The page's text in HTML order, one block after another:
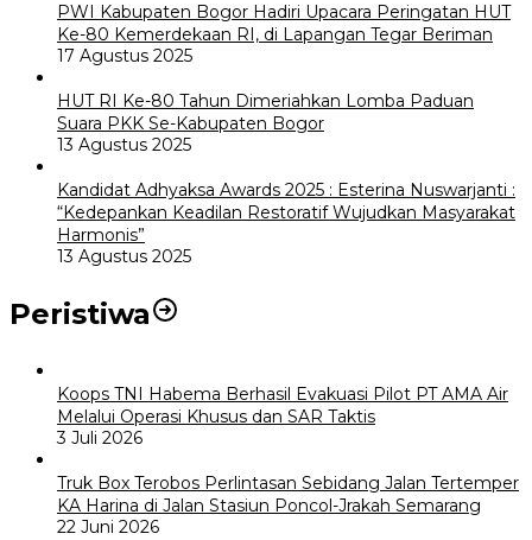
PWI Kabupaten Bogor Hadiri Upacara Peringatan HUT
Ke-80 Kemerdekaan RI, di Lapangan Tegar Beriman
17 Agustus 2025
HUT RI Ke-80 Tahun Dimeriahkan Lomba Paduan
Suara PKK Se-Kabupaten Bogor
13 Agustus 2025
Kandidat Adhyaksa Awards 2025 : Esterina Nuswarjanti :
“Kedepankan Keadilan Restoratif Wujudkan Masyarakat
Harmonis”
13 Agustus 2025
Peristiwa
Koops TNI Habema Berhasil Evakuasi Pilot PT AMA Air
Melalui Operasi Khusus dan SAR Taktis
3 Juli 2026
Truk Box Terobos Perlintasan Sebidang Jalan Tertemper
KA Harina di Jalan Stasiun Poncol-Jrakah Semarang
22 Juni 2026